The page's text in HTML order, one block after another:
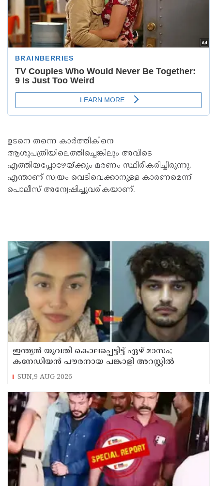
ഉടനെ തന്നെ കാര്‍ത്തികിനെ
ആശുപത്രിയിലെത്തിച്ചെങ്കിലും അവിടെ
എത്തിയപ്പോഴേയ്ക്കും മരണം സ്ഥിരീകരിച്ചിരുന്നു.
എന്താണ് സ്വയം വെടിവെക്കാനുള്ള കാരണമെന്ന്
പൊലീസ് അന്വേഷിച്ചുവരികയാണ്.
ഇന്ത്യന്‍ യുവതി കൊലപ്പെട്ടിട്ട് ഏഴ് മാസം;
കനേഡിയന്‍ പൗരനായ പങ്കാളി അറസ്റ്റില്‍
SUN,9 AUG 2026